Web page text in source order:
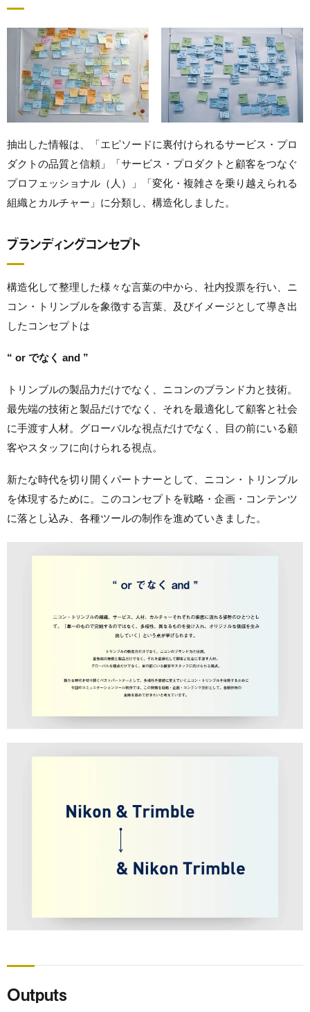
抽出した情報は、「エピソードに裏付けられるサービス・プロ
ダクトの品質と信頼」「サービス・プロダクトと顧客をつなぐ
プロフェッショナル（人）」「変化・複雑さを乗り越えられる
組織とカルチャー」に分類し、構造化しました。
ブランディングコンセプト
構造化して整理した様々な言葉の中から、社内投票を行い、ニ
コン・トリンブルを象徴する言葉、及びイメージとして導き出
したコンセプトは
“ or でなく and ”
トリンブルの製品力だけでなく、ニコンのブランド力と技術。
最先端の技術と製品だけでなく、それを最適化して顧客と社会
に手渡す人材。グローバルな視点だけでなく、目の前にいる顧
客やスタッフに向けられる視点。
新たな時代を切り開くパートナーとして、ニコン・トリンブル
を体現するために。このコンセプトを戦略・企画・コンテンツ
に落とし込み、各種ツールの制作を進めていきました。
Outputs